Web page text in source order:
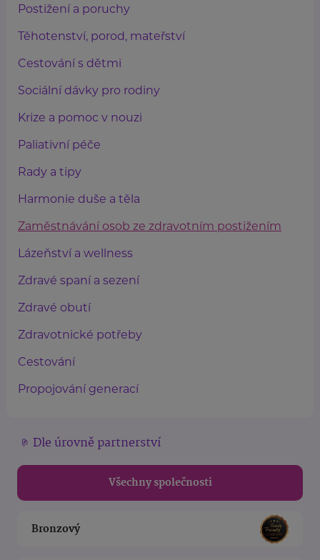
Postižení a poruchy
Těhotenství, porod, mateřství
Cestování s dětmi
Sociální dávky pro rodiny
Krize a pomoc v nouzi
Paliativní péče
Rady a tipy
Harmonie duše a těla
Zaměstnávání osob ze zdravotním postižením
Lázeňství a wellness
Zdravé spaní a sezení
Zdravé obutí
Zdravotnické potřeby
Cestování
Propojování generací
Dle úrovně partnerství
Všechny společnosti
Bronzový